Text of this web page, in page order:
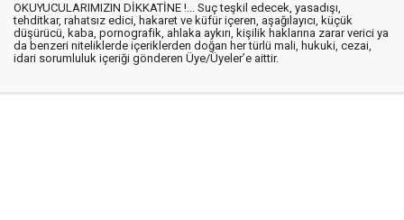
OKUYUCULARIMIZIN DİKKATİNE !... Suç teşkil edecek, yasadışı,
tehditkar, rahatsız edici, hakaret ve küfür içeren, aşağılayıcı, küçük
düşürücü, kaba, pornografik, ahlaka aykırı, kişilik haklarına zarar verici ya
da benzeri niteliklerde içeriklerden doğan her türlü mali, hukuki, cezai,
idari sorumluluk içeriği gönderen Üye/Üyeler’e aittir.